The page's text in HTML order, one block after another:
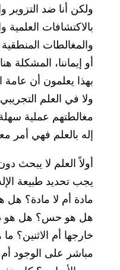
ولكن أنا ضد التزوير
بالاكتشافات
والمغالطات
أو إيماننا، المشكلة
بهذا يعلمون أن
ولا في العلم
مغالطتهم عملية
إله بالعلم فهي أمر
أولاً العلم لا يبحث
يجب تحديد طبيعة
مادة أم لا مادة؟ هل
هل هو حس؟ هل هو
خارجها أم الاثنين؟
مباشر على الوجود أم